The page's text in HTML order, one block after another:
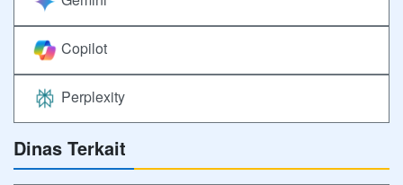
Copilot
Perplexity
Dinas Terkait